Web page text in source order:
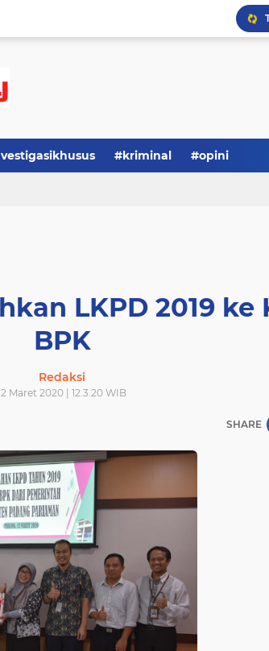
#kriminal #opini
LKPD 2019 ke
BPK
Redaksi
Maret 2020 | 12.3.20 WIB
SHARE